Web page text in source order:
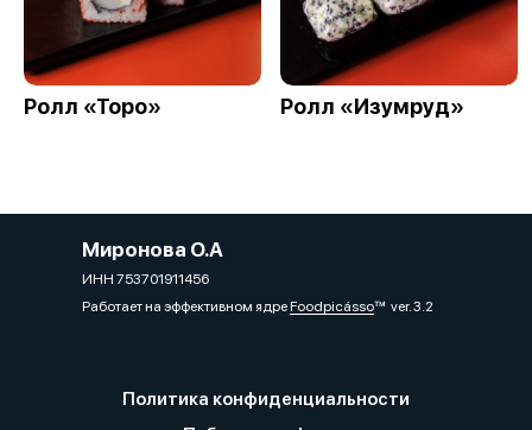
Ролл «Торо» Ролл «Изумруд»
Миронова О.А
ИНН 753701911456
Работает на эффективном ядреFoodpicássover. 3.2
Политика конфиденциальности